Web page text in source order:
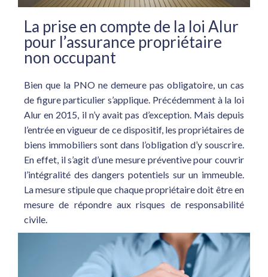
La prise en compte de la loi Alur
pour l’assurance propriétaire
non occupant
Bien que la PNO ne demeure pas obligatoire, un cas
de figure particulier s’applique. Précédemment à la loi
Alur en 2015, il n’y avait pas d’exception. Mais depuis
l’entrée en vigueur de ce dispositif, les propriétaires de
biens immobiliers sont dans l’obligation d’y souscrire.
En effet, il s’agit d’une mesure préventive pour couvrir
l’intégralité des dangers potentiels sur un immeuble.
La mesure stipule que chaque propriétaire doit être en
mesure de répondre aux risques de responsabilité
civile.